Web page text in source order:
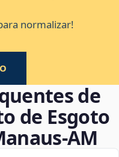
normalizar!
de
de Esgoto